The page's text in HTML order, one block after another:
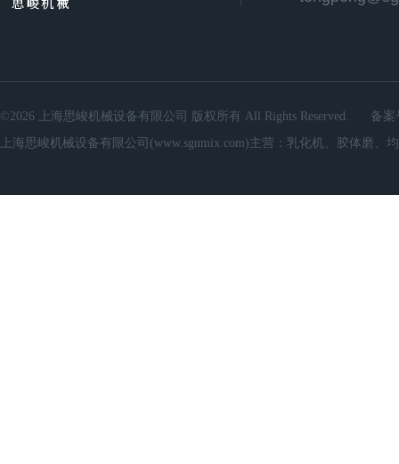
©2026 上海思峻机械设备有限公司 版权所有 All Rights Reserved.
备案
上海思峻机械设备有限公司(www.sgnmix.com)主营：乳化机、胶体磨